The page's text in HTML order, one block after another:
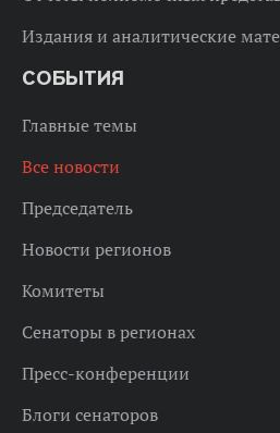
Издания и аналитические
СОБЫТИЯ
Главные темы
Все новости
Председатель
Новости регионов
Комитеты
Сенаторы в регионах
Пресс-конференции
Блоги сенаторов